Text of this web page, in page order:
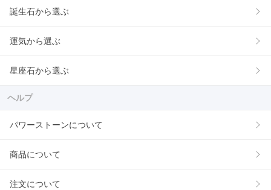
誕生石から選ぶ
運気から選ぶ
星座石から選ぶ
ヘルプ
パワーストーンについて
商品について
注文について